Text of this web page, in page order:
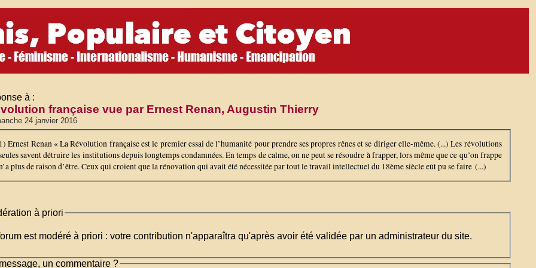
à :
française vue par Ernest Renan, Augustin Thierry
24 janvier 2016
Ernest Renan « La Révolution française est le premier essai de l’humanité pour prendre ses propres rênes et se diriger elle-même. (...) Les révolutions
savent détruire les institutions depuis longtemps condamnées. En temps de calme, on ne peut se résoudre à frapper, lors même que ce qu’on frappe
plus de raison d’être. Ceux qui croient que la rénovation qui avait été nécessitée par tout le travail intellectuel du 18ème siècle eût pu se faire (...)
à priori
est modéré à priori : votre contribution n'apparaîtra qu'après avoir été validée par un administrateur du site.
un commentaire ?